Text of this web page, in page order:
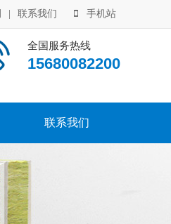
联系我们 手机站
全国服务热线
15680082200
联系我们